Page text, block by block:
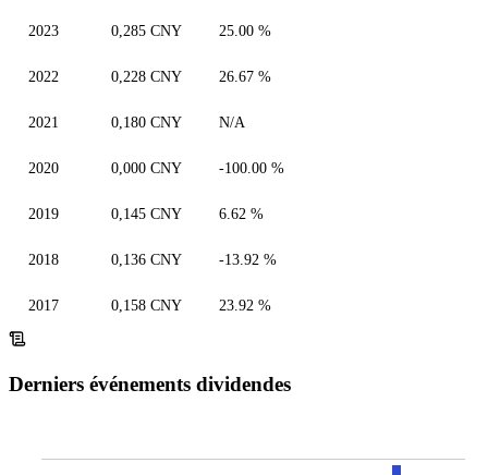
2023 0,285 CNY 25.00 %
2022 0,228 CNY 26.67 %
2021 0,180 CNY N/A
2020 0,000 CNY -100.00 %
2019 0,145 CNY 6.62 %
2018 0,136 CNY -13.92 %
2017 0,158 CNY 23.92 %
Derniers événements dividendes